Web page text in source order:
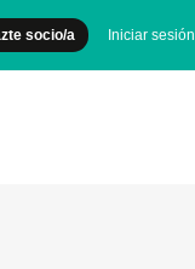
socio/a Iniciar sesión